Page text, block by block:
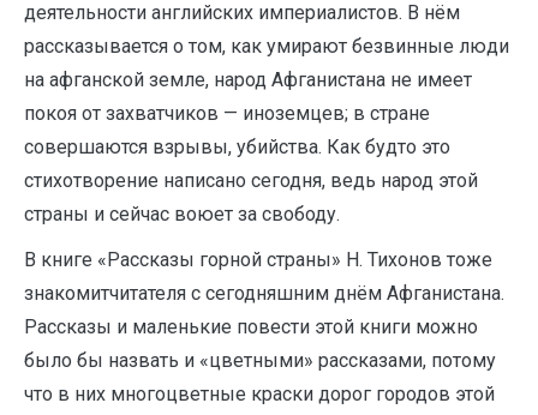
деятельности английских империалистов. В нём
рассказывается о том, как умирают безвинные люди
на афганской земле, народ Афганистана не имеет
покоя от захватчиков — иноземцев; в стране
совершаются взрывы, убийства. Как будто это
стихотворение написано сегодня, ведь народ этой
страны и сейчас воюет за свободу.
В книге «Рассказы горной страны» Н. Тихонов тоже
знакомитчитателя с сегодняшним днём Афганистана.
Рассказы и маленькие повести этой книги можно
было бы назвать и «цветными» рассказами, потому
что в них многоцветные краски дорог городов этой